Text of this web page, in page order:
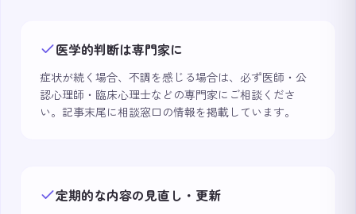
医学的判断は専門家に
症状が続く場合、不調を感じる場合は、必ず医師・公
認心理師・臨床心理士などの専門家にご相談くださ
い。記事末尾に相談窓口の情報を掲載しています。
定期的な内容の見直し・更新